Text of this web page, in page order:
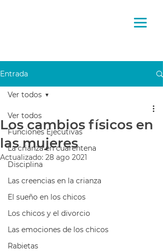
Entrada
Ver todos
Funciones Ejecutivas
La crianza en cuarentena
Disciplina
Las creencias en la crianza
El sueño en los chicos
Los chicos y el divorcio
Las emociones de los chicos
Rabietas
Ver todos
Los cambios físicos en
las mujeres
Actualizado: 28 ago 2021